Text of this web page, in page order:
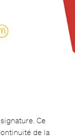
Ce
de la